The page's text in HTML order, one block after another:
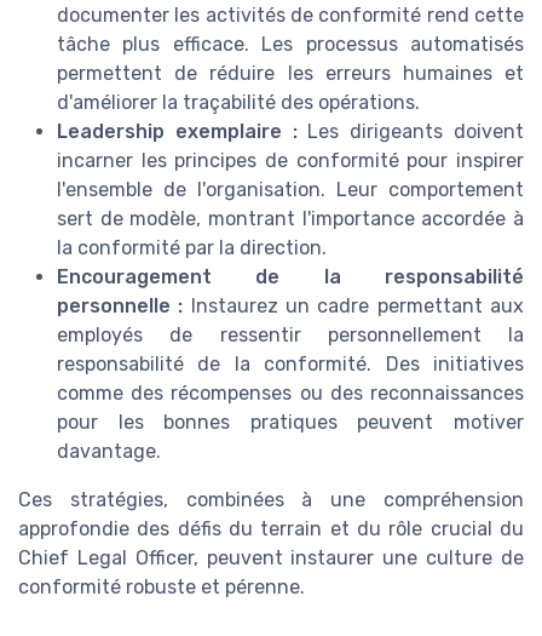
documenter les activités de conformité rend cette
tâche plus efficace. Les processus automatisés
permettent de réduire les erreurs humaines et
d'améliorer la traçabilité des opérations.
Leadership exemplaire :Les dirigeants doivent
incarner les principes de conformité pour inspirer
l'ensemble de l'organisation. Leur comportement
sert de modèle, montrant l'importance accordée à
la conformité par la direction.
Encouragement de la responsabilité
personnelle : Instaurez un cadre permettant aux
employés de ressentir personnellement la
responsabilité de la conformité. Des initiatives
comme des récompenses ou des reconnaissances
pour les bonnes pratiques peuvent motiver
davantage.
Ces stratégies, combinées à une compréhension
approfondie des défis du terrain et du rôle crucial du
Chief Legal Officer, peuvent instaurer une culture de
conformité robuste et pérenne.